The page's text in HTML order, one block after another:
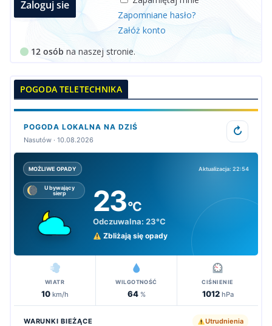
Zapomniane hasło?
Załóż konto
12 osób na naszej stronie.
POGODA TELETECHNIKA
POGODA LOKALNA NA DZIŚ
Nasutów · 10.08.2026
↻
MOŻLIWE OPADY Aktualizacja: 22:54
Ubywający
sierp
23°C
Odczuwalna: 23°C
Zbliżają się opady
WIATR
10km/h
WILGOTNOŚĆ
64%
CIŚNIENIE
1012hPa
WARUNKI BIEŻĄCE Utrudnienia